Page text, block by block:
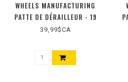
WHEELS MANUFACTURING
PATTE DE DÉRAILLEUR - 19
39,99$CA